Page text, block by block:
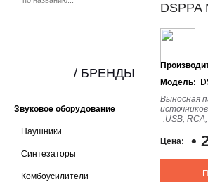
Звуковое оборудование
Наушники
Синтезаторы
Комбоусилители
/ БРЕНДЫ
DSPPA
Модель:
Выносная
-:USB,
Цена: •